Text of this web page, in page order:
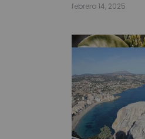
febrero 14, 2025